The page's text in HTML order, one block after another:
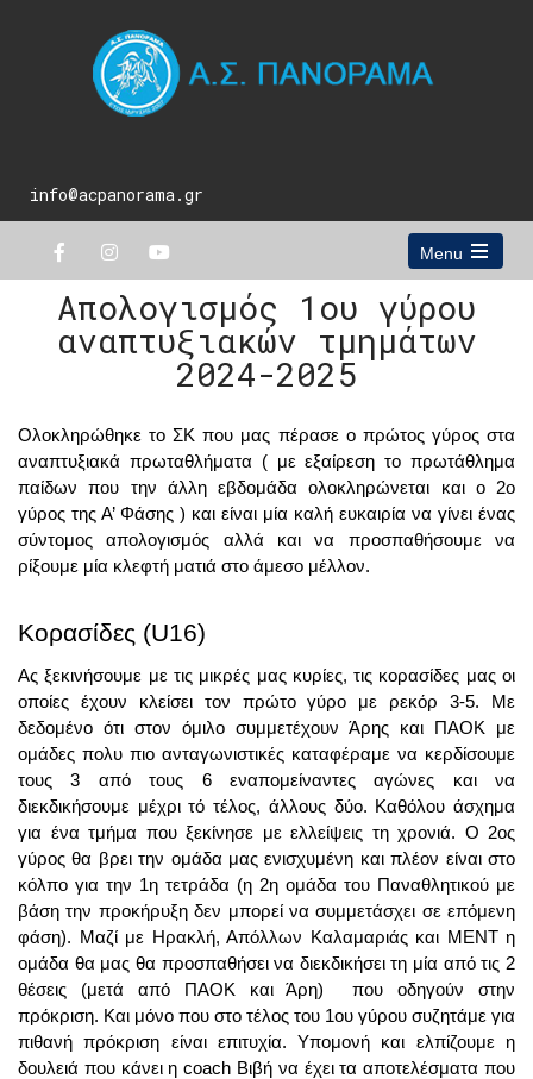
info@acpanorama.gr
Menu
Απολογισμός 1ου γύρου
αναπτυξιακών τμημάτων
2024-2025
Ολοκληρώθηκε το ΣΚ που μας πέρασε ο πρώτος γύρος στα
αναπτυξιακά πρωταθλήματα ( με εξαίρεση το πρωτάθλημα
παίδων που την άλλη εβδομάδα ολοκληρώνεται και ο 2ο
γύρος της Α’ Φάσης ) και είναι μία καλή ευκαιρία να γίνει ένας
σύντομος απολογισμός αλλά και να προσπαθήσουμε να
ρίξουμε μία κλεφτή ματιά στο άμεσο μέλλον.
Κορασίδες (U16)
Ας ξεκινήσουμε με τις μικρές μας κυρίες, τις κορασίδες μας οι
οποίες έχουν κλείσει τον πρώτο γύρο με ρεκόρ 3-5. Με
δεδομένο ότι στον όμιλο συμμετέχουν Άρης και ΠΑΟΚ με
ομάδες πολυ πιο ανταγωνιστικές καταφέραμε να κερδίσουμε
τους 3 από τους 6 εναπομείναντες αγώνες και να
διεκδικήσουμε μέχρι τό τέλος, άλλους δύο. Καθόλου άσχημα
για ένα τμήμα που ξεκίνησε με ελλείψεις τη χρονιά. Ο 2ος
γύρος θα βρει την ομάδα μας ενισχυμένη και πλέον είναι στο
κόλπο για την 1η τετράδα (η 2η ομάδα του Παναθλητικού με
βάση την προκήρυξη δεν μπορεί να συμμετάσχει σε επόμενη
φάση). Μαζί με Ηρακλή, Απόλλων Καλαμαριάς και ΜΕΝΤ η
ομάδα θα μας θα προσπαθήσει να διεκδικήσει τη μία από τις 2
θέσεις (μετά από ΠΑΟΚ και Άρη)  που οδηγούν στην
πρόκριση. Και μόνο που στο τέλος του 1ου γύρου συζητάμε για
πιθανή πρόκριση είναι επιτυχία. Υπομονή και ελπίζουμε η
δουλειά που κάνει η coach Βιβή να έχει τα αποτελέσματα που